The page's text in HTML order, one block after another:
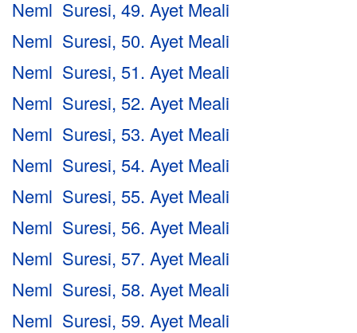
Neml Suresi, 49. Ayet Meali
Neml Suresi, 50. Ayet Meali
Neml Suresi, 51. Ayet Meali
Neml Suresi, 52. Ayet Meali
Neml Suresi, 53. Ayet Meali
Neml Suresi, 54. Ayet Meali
Neml Suresi, 55. Ayet Meali
Neml Suresi, 56. Ayet Meali
Neml Suresi, 57. Ayet Meali
Neml Suresi, 58. Ayet Meali
Neml Suresi, 59. Ayet Meali